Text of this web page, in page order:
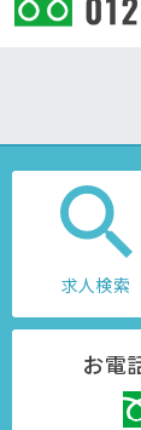
求人検索
お電